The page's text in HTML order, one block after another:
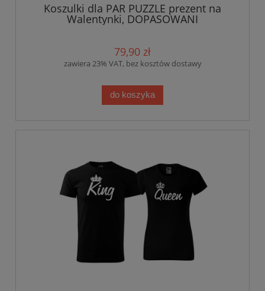
Koszulki dla PAR PUZZLE prezent na
Walentynki, DOPASOWANI
79,90 zł
zawiera 23% VAT, bez kosztów dostawy
do koszyka